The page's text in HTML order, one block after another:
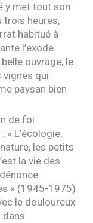
y met tout son
trois heures,
habitué à
l’exode
ouvrage, le
vignes qui
paysan bien
de foi
« L’écologie,
les petits
la vie des
» (1945-1975)
le douloureux
dans